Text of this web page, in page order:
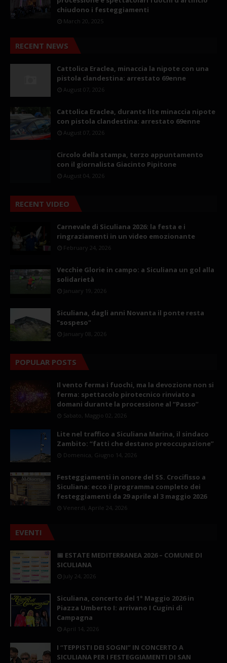
chiudono i festeggiamenti
March 20, 2025
RECENT NEWS
Cattolica Eraclea, minaccia la nipote con una
pistola clandestina: arrestato 69enne
August 07, 2026
Cattolica Eraclea, durante lite minaccia nipote
con pistola clandestina: arrestato 69enne
August 07, 2026
Circolo della stampa, terzo appuntamento
con il giornalista Giacinto Pipitone
August 04, 2026
RECENT VIDEO
Carnevale di Siculiana 2026: la festa e i
ringraziamenti in un video emozionante
February 24, 2026
Vecchie Glorie in campo: a Siculiana un gol alla
solidarietà
January 19, 2026
Siculiana, dagli anni Novanta il ponte resta
"sospeso"
January 08, 2026
POPULAR POSTS
Il vento ferma i fuochi, ma la devozione non si
ferma: spettacolo pirotecnico rinviato a
domani durante la processione al “Passo”
Sabato, Maggio 02, 2026
Lite nel traffico a Siculiana Marina, il sindaco
Zambito: “fatti che destano preoccupazione”
Domenica, Giugno 14, 2026
Festeggiamenti in onore del SS. Crocifisso a
Siculiana: ecco il programma completo dei
festeggiamenti da 29 aprile al 3 maggio 2026
Venerdì, Aprile 24, 2026
EVENTI
📅 ESTATE MEDITERRANEA 2026 – COMUNE DI
SICULIANA
July 24, 2026
Siculiana, concerto del 1° Maggio 2026 in
Piazza Umberto I: arrivano I Cugini di
Campagna
April 14, 2026
I “TEPPISTI DEI SOGNI” IN CONCERTO A
SICULIANA PER I FESTEGGIAMENTI DI SAN